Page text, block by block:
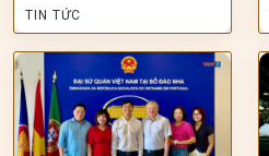
TIN TỨC